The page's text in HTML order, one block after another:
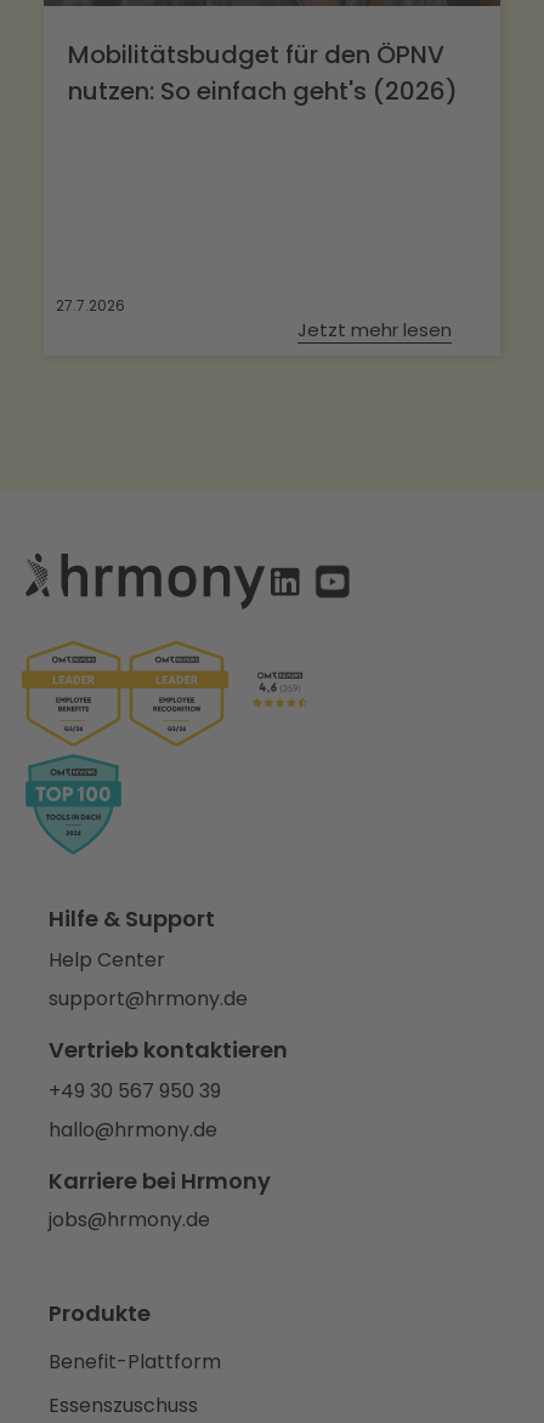
Mobilitätsbudget für den ÖPNV
nutzen: So einfach geht's (2026)
27.7.2026
Jetzt mehr lesen
Hilfe & Support
Help Center
support@hrmony.de
Vertrieb kontaktieren
+49 30 567 950 39
hallo@hrmony.de
Karriere bei Hrmony
jobs@hrmony.de
Produkte
Benefit-Plattform
Essenszuschuss